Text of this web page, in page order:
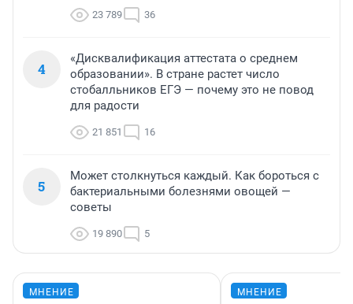
23 789 36
4
«Дисквалификация аттестата о среднем
образовании». В стране растет число
стобалльников ЕГЭ — почему это не повод
для радости
21 851 16
5
Может столкнуться каждый. Как бороться с
бактериальными болезнями овощей —
советы
19 890 5
МНЕНИЕ МНЕНИЕ